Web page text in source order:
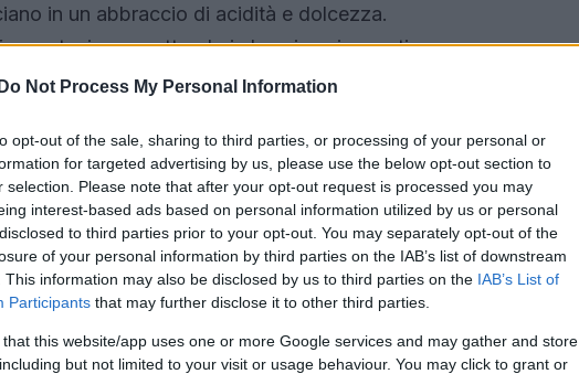
Do Not Process My Personal Information
opt-out of the sale, sharing to third parties, or processing of your personal or
for targeted advertising by us, please use the below opt-out section to
selection. Please note that after your opt-out request is processed you may
interest-based ads based on personal information utilized by us or personal
to third parties prior to your opt-out. You may separately opt-out of the
of your personal information by third parties on the IAB’s list of downstream
This information may also be disclosed by us to third parties on the IAB’s List of
Participants that may further disclose it to other third parties.
that this website/app uses one or more Google services and may gather and store
but not limited to your visit or usage behaviour. You may click to grant or
in un abbraccio di acidità e dolcezza.
mettendo in luce i suoi segreti e